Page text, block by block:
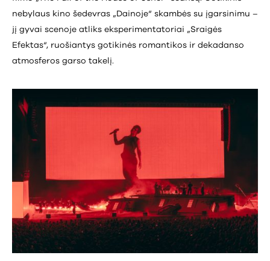
nebylaus kino šedevras „Dainoje“ skambės su įgarsinimu –
jį gyvai scenoje atliks eksperimentatoriai „Sraigės
Efektas“, ruošiantys gotikinės romantikos ir dekadanso
atmosferos garso takelį.